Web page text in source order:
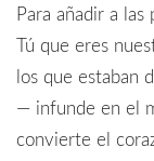
Para añadir a las
Tú que eres
los que estaban
— infunde en el
convierte el